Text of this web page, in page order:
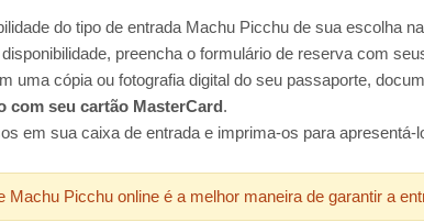
do tipo de entrada Machu Picchu de sua escolha
preencha o formulário de reserva com
uma cópia ou fotografia digital do seu passaporte,
com seu cartão MasterCard.
em sua caixa de entrada e imprima-os para
Machu Picchu online é a melhor maneira de garantir a